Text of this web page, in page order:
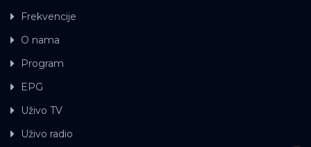
Frekvencije
O nama
Program
EPG
Uživo TV
Uživo radio